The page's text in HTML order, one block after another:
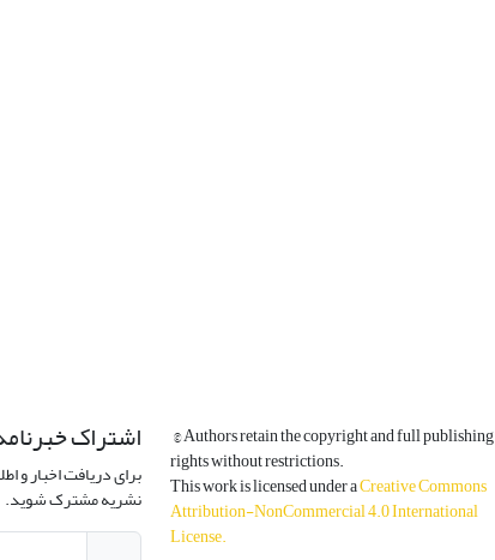
© Authors retain the copyright and full publishing
rights without restrictions.
This work is licensed under aCreative Commons
Attribution-NonCommercial 4.0 International
License.
اشتراک
برای دریافت اخبار و
نشریه مشترک شوید.